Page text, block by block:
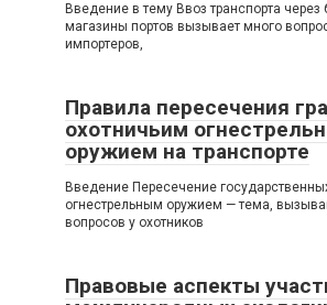
Введение в тему Ввоз транспорта
магазины портов вызывает много
импортеров,
Правила пересечения
охотничьим
оружием на транспорте
Введение Пересечение
огнестрельным оружием — тема,
вопросов у охотников
Правовые аспекты